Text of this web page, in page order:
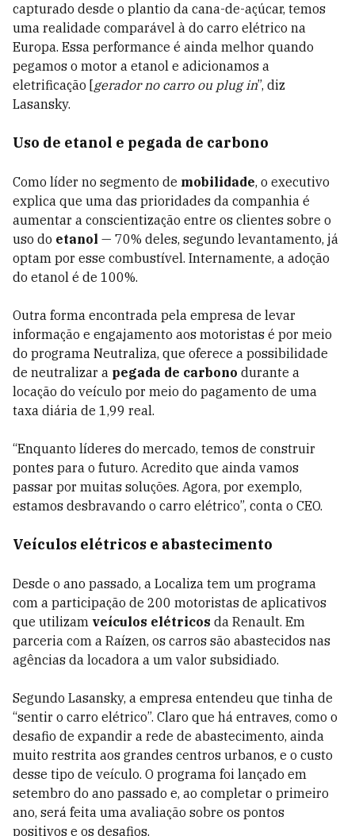
capturado desde o plantio da cana-de-açúcar, temos
uma realidade comparável à do carro elétrico na
Europa. Essa performance é ainda melhor quando
pegamos o motor a etanol e adicionamos a
eletrificação [gerador no carro ou plug in”, diz
Lasansky.
Uso de etanol e pegada de carbono
Como líder no segmento de mobilidade, o executivo
explica que uma das prioridades da companhia é
aumentar a conscientização entre os clientes sobre o
uso do etanol — 70% deles, segundo levantamento, já
optam por esse combustível. Internamente, a adoção
do etanol é de 100%.
Outra forma encontrada pela empresa de levar
informação e engajamento aos motoristas é por meio
do programa Neutraliza, que oferece a possibilidade
de neutralizar a pegada de carbono durante a
locação do veículo por meio do pagamento de uma
taxa diária de 1,99 real.
“Enquanto líderes do mercado, temos de construir
pontes para o futuro. Acredito que ainda vamos
passar por muitas soluções. Agora, por exemplo,
estamos desbravando o carro elétrico”, conta o CEO.
Veículos elétricos e abastecimento
Desde o ano passado, a Localiza tem um programa
com a participação de 200 motoristas de aplicativos
que utilizam veículos elétricos da Renault. Em
parceria com a Raízen, os carros são abastecidos nas
agências da locadora a um valor subsidiado.
Segundo Lasansky, a empresa entendeu que tinha de
“sentir o carro elétrico”. Claro que há entraves, como o
desafio de expandir a rede de abastecimento, ainda
muito restrita aos grandes centros urbanos, e o custo
desse tipo de veículo. O programa foi lançado em
setembro do ano passado e, ao completar o primeiro
ano, será feita uma avaliação sobre os pontos
positivos e os desafios.